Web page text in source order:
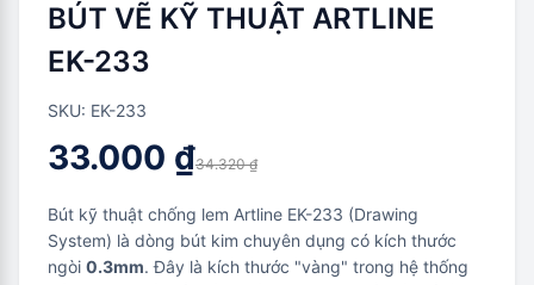
BÚT VẼ KỸ THUẬT ARTLINE
EK-233
SKU: EK-233
33.000 ₫34.320 ₫
Bút kỹ thuật chống lem Artline EK-233 (Drawing
System) là dòng bút kim chuyên dụng có kích thước
ngòi 0.3mm. Đây là kích thước "vàng" trong hệ thống